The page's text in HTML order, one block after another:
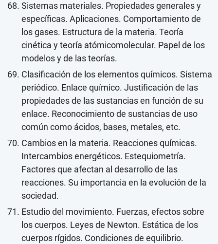
Sistemas materiales. Propiedades generales y
específicas. Aplicaciones. Comportamiento de
los gases. Estructura de la materia. Teoría
cinética y teoría atómicomolecular. Papel de los
modelos y de las teorías.
Clasificación de los elementos químicos. Sistema
periódico. Enlace químico. Justificación de las
propiedades de las sustancias en función de su
enlace. Reconocimiento de sustancias de uso
común como ácidos, bases, metales, etc.
Cambios en la materia. Reacciones químicas.
Intercambios energéticos. Estequiometría.
Factores que afectan al desarrollo de las
reacciones. Su importancia en la evolución de la
sociedad.
Estudio del movimiento. Fuerzas, efectos sobre
los cuerpos. Leyes de Newton. Estática de los
cuerpos rígidos. Condiciones de equilibrio.